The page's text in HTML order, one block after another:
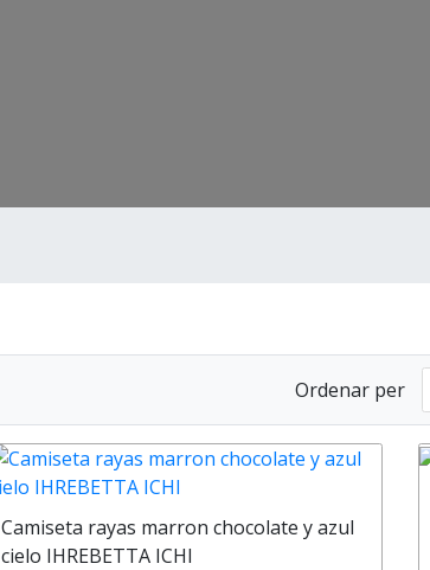
Ordenar per
Camiseta rayas marron chocolate y azul
cielo IHREBETTA ICHI